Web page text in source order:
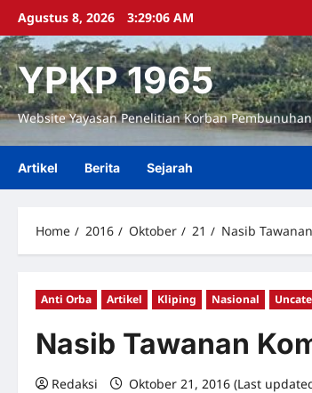
Skip
content
Agustus 8, 2026 3:29:07 AM
YPKP 1965
Website Yayasan Penelitian Korban
Artikel Berita Sejarah
Home 2016 Oktober 21 Nasib
Anti Orba Artikel Kliping Nasional
Nasib Tawanan
Redaksi Oktober 21, 2016 (Last